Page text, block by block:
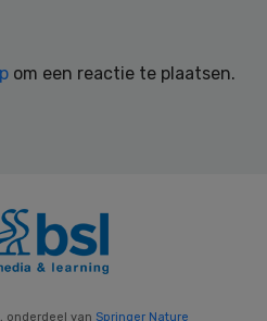
om een reactie te plaatsen.
, onderdeel van Springer Nature